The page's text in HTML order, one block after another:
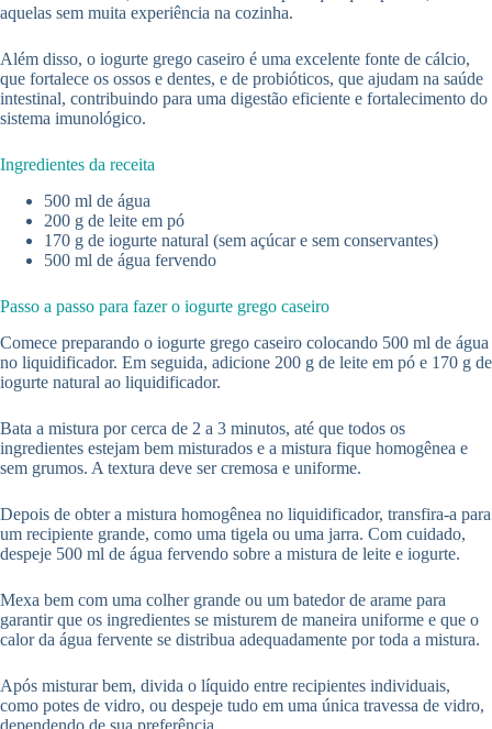
aquelas sem muita experiência na cozinha.
Além disso, o iogurte grego caseiro é uma excelente fonte de cálcio,
que fortalece os ossos e dentes, e de probióticos, que ajudam na saúde
intestinal, contribuindo para uma digestão eficiente e fortalecimento do
sistema imunológico.
Ingredientes da receita
500 ml de água
200 g de leite em pó
170 g de iogurte natural (sem açúcar e sem conservantes)
500 ml de água fervendo
Passo a passo para fazer o iogurte grego caseiro
Comece preparando o iogurte grego caseiro colocando 500 ml de água
no liquidificador. Em seguida, adicione 200 g de leite em pó e 170 g de
iogurte natural ao liquidificador.
Bata a mistura por cerca de 2 a 3 minutos, até que todos os
ingredientes estejam bem misturados e a mistura fique homogênea e
sem grumos. A textura deve ser cremosa e uniforme.
Depois de obter a mistura homogênea no liquidificador, transfira-a para
um recipiente grande, como uma tigela ou uma jarra. Com cuidado,
despeje 500 ml de água fervendo sobre a mistura de leite e iogurte.
Mexa bem com uma colher grande ou um batedor de arame para
garantir que os ingredientes se misturem de maneira uniforme e que o
calor da água fervente se distribua adequadamente por toda a mistura.
Após misturar bem, divida o líquido entre recipientes individuais,
como potes de vidro, ou despeje tudo em uma única travessa de vidro,
dependendo de sua preferência.